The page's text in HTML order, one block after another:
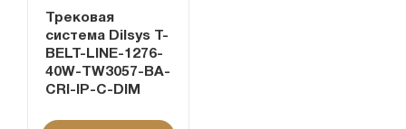
Трековая
система Dilsys T-
BELT-LINE-1276-
40W-TW3057-BA-
CRI-IP-C-DIM